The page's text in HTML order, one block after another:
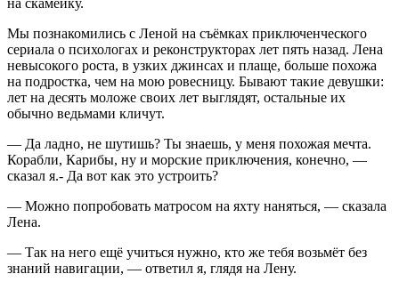
на скамейку.
Мы познакомились с Леной на съёмках приключенческого
сериала о психологах и реконструкторах лет пять назад. Лена
невысокого роста, в узких джинсах и плаще, больше похожа
на подростка, чем на мою ровесницу. Бывают такие девушки:
лет на десять моложе своих лет выглядят, остальные их
обычно ведьмами кличут.
— Да ладно, не шутишь? Ты знаешь, у меня похожая мечта.
Корабли, Карибы, ну и морские приключения, конечно, —
сказал я.- Да вот как это устроить?
— Можно попробовать матросом на яхту наняться, — сказала
Лена.
— Так на него ещё учиться нужно, кто же тебя возьмёт без
знаний навигации, — ответил я, глядя на Лену.